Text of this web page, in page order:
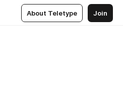
About Teletype Join